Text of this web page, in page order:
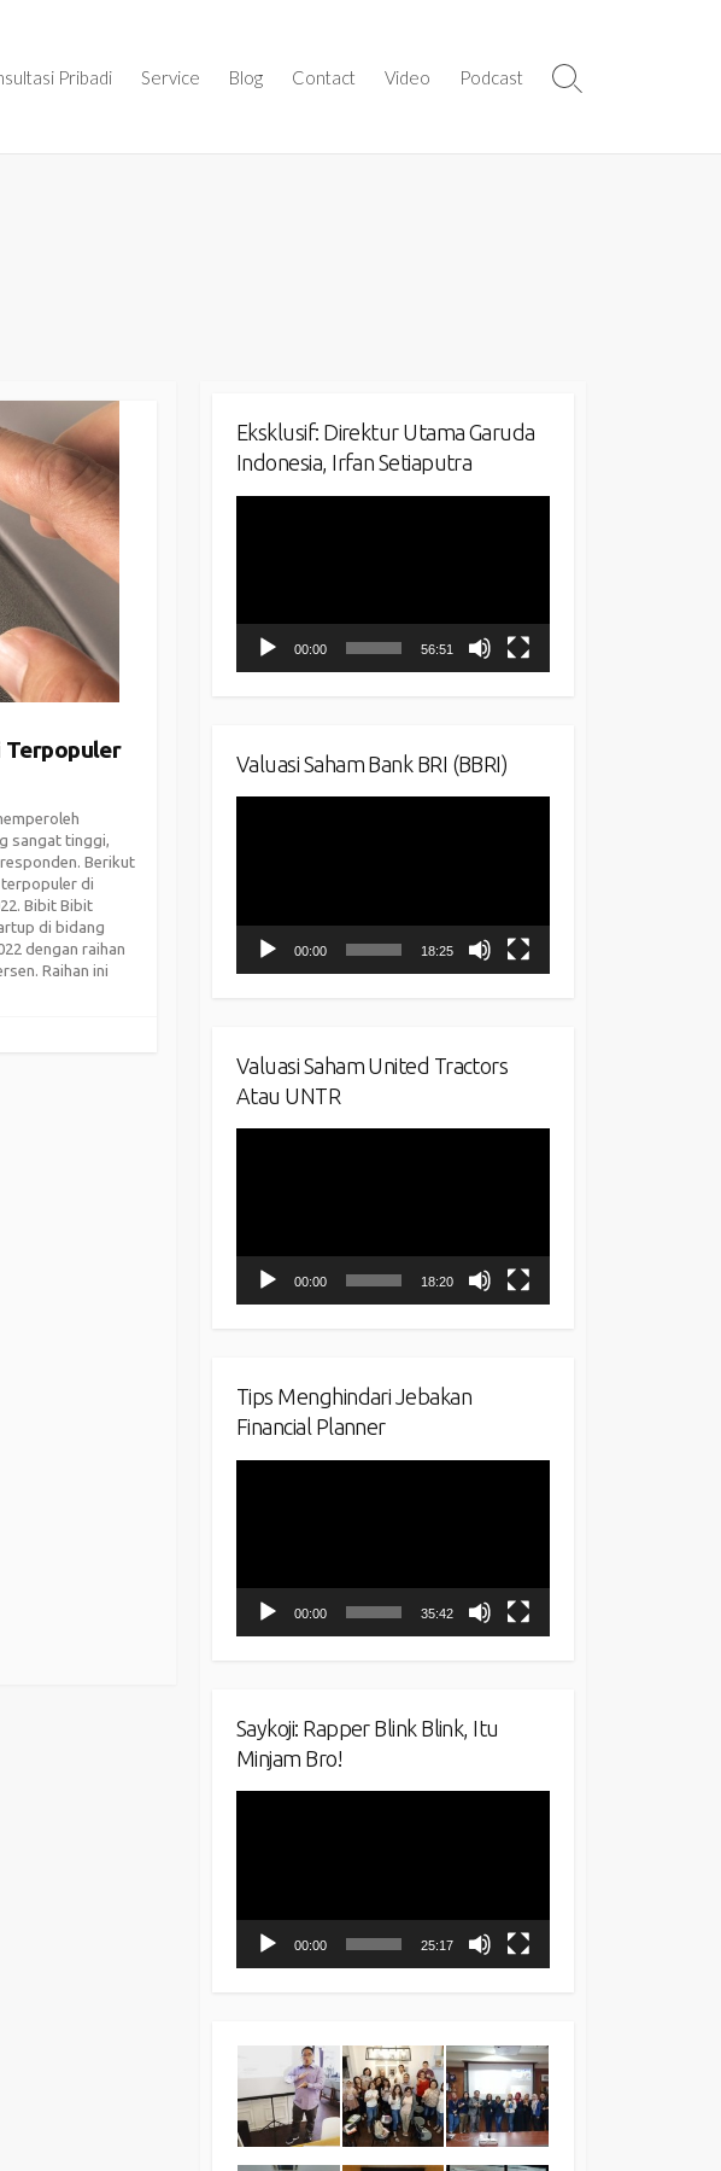
Pribadi Service Blog Contact Video Podcast
Search
Terpopuler
sangat tinggi,
Berikut
di
Bibit Bibit
di bidang
dengan raihan
Raihan ini
Eksklusif: Direktur Utama Garuda
Indonesia, Irfan Setiaputra
00:00 56:51
Valuasi Saham Bank BRI (BBRI)
00:00 18:25
Valuasi Saham United Tractors
Atau UNTR
00:00 18:20
Tips Menghindari Jebakan
Financial Planner
00:00 35:42
Saykoji: Rapper Blink Blink, Itu
Minjam Bro!
00:00 25:17